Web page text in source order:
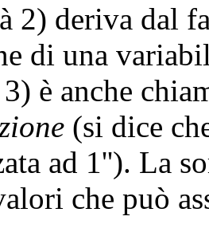
2) deriva dal
di una
è anche
(si dice
ad 1''). La
che può